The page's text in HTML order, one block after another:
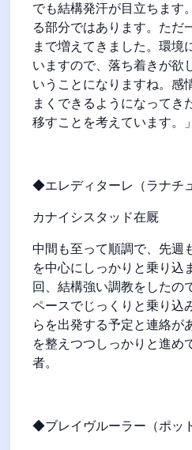
でも結構発汗が目立ちます
る部分ではあります。ただ
まで増えてきました。環境
いますので、落ち着きが欲
いうことになりますね。感
まくできるようになってき
移すことを考えています。」
◆エレディターレ（ラナチ
カナイシスタッド在厩
中間も至って順調で、先週
を中心にしっかりと乗り込
回、結構強い調教をしたの
ペースでじっくりと乗り込
らを出発する予定と連絡が
を整えつつしっかりと進め
者。
◆ブレイヴルーラー（ポッ